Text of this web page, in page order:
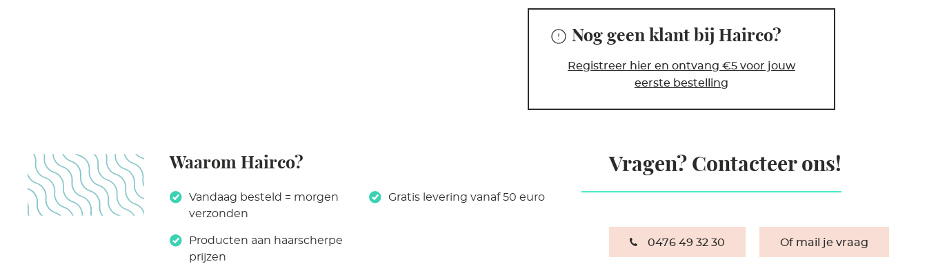
Nog geen klant bij Hairco?
Registreer hier en ontvang €5 voor jouw
eerste bestelling
Waarom Hairco?
Vandaag besteld = morgen
verzonden
Gratis levering vanaf 50 euro
Producten aan haarscherpe
prijzen
Vragen? Contacteer ons!
0476 49 32 30 Of mail je vraag